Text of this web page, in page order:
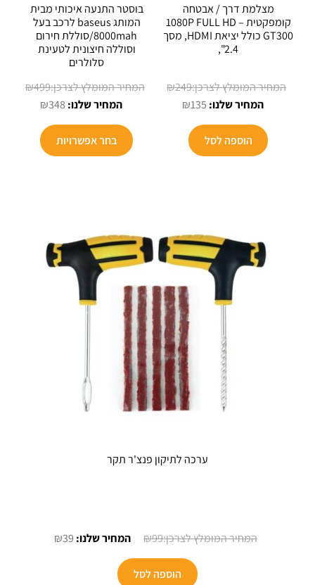
מצלמת דרך / אבטחה
קומפקטית 1080P FULL HD –
GT300 כולל יציאת HDMI, מסך
2.4",
₪249 המחיר
₪135 המחיר
הוספה לסל
בוסטר התנעה איכותי מבית
המותג baseus לרכב בעל
8000mah/סוללת חירום
וסוללה חיצונית לטעינת
סלולרים
₪499
₪348 המחיר
הוא:
בחר אפשרויות
ערכה לתיקון פנצ'ר תקר
₪99
המחיר
המקורי
היה:
₪39 המחיר
הוספה לסל